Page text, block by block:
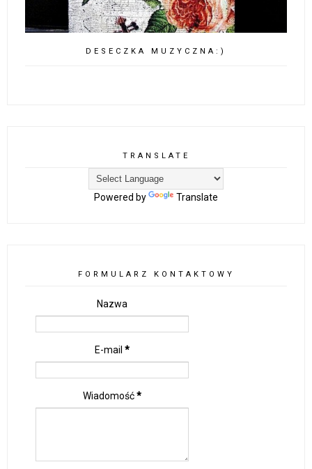
DESECZKA MUZYCZNA:)
TRANSLATE
Powered by Translate
FORMULARZ KONTAKTOWY
Nazwa
E-mail *
Wiadomość*